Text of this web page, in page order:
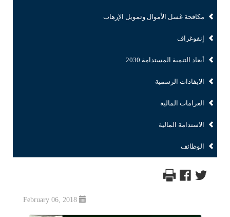
مكافحة غسل الأموال وتمويل الإرهاب
إنفوغراف
أبعاد التنمية المستدامة 2030
الايفادات الرسمية
الغرامات المالية
الاستدامة المالية
الوظائف